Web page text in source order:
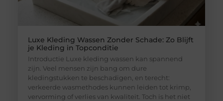
Luxe Kleding Wassen Zonder Schade: Zo Blijft
je Kleding in Topconditie
Introductie Luxe kleding wassen kan spannend
zijn. Veel mensen zijn bang om dure
kledingstukken te beschadigen, en terecht:
verkeerde wasmethodes kunnen leiden tot krimp,
vervorming of verlies van kwaliteit. Toch is het niet